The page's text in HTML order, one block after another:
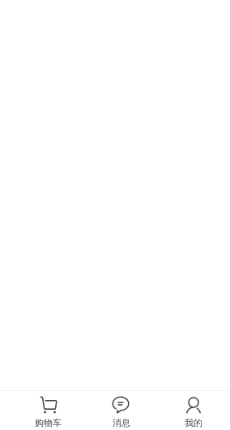
购物车 消息 我的